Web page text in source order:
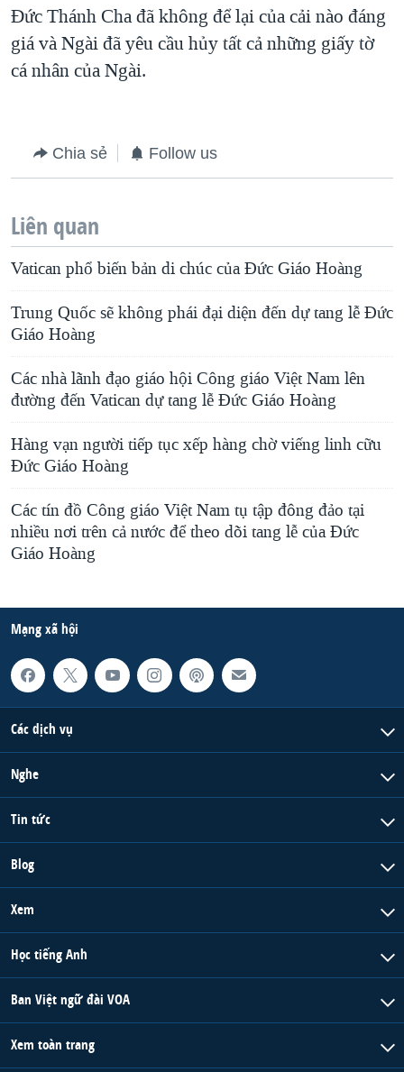
Đức Thánh Cha đã không để lại của cải nào đáng
giá và Ngài đã yêu cầu hủy tất cả những giấy tờ
cá nhân của Ngài.
Chia sẻ Follow us
Liên quan
Vatican phổ biến bản di chúc của Đức Giáo Hoàng
Trung Quốc sẽ không phái đại diện đến dự tang lễ Đức
Giáo Hoàng
Các nhà lãnh đạo giáo hội Công giáo Việt Nam lên
đường đến Vatican dự tang lễ Đức Giáo Hoàng
Hàng vạn người tiếp tục xếp hàng chờ viếng linh cữu
Ðức Giáo Hoàng
Các tín đồ Công giáo Việt Nam tụ tập đông đảo tại
nhiều nơi trên cả nước để theo dõi tang lễ của Đức
Giáo Hoàng
Mạng xã hội
Các dịch vụ
Nghe
Tin tức
Blog
Xem
Học tiếng Anh
Ban Việt ngữ đài VOA
Xem toàn trang